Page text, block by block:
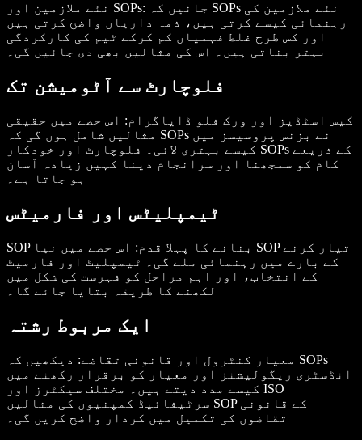
نئے ملازمین اور SOPs: جانیں کہ SOPs نئے ملازمین کی
رہنمائی کیسے کرتی ہیں، ذمہ داریاں واضح کرتی ہیں
اور کس طرح غلط فہمیاں کم کرکے ٹیم کی کارکردگی
بہتر بناتی ہیں۔ اس کی مثالیں بھی دی جائیں گی۔
فلوچارٹ سے آٹومیشن تک
کیس اسٹڈیز اور ورک فلو ڈایاگرام: اس حصے میں حقیقی
مثالیں شامل ہوں گی کہ SOPs نے بزنس پروسیسز میں
کیسے بہتری لائی۔ فلوچارٹ اور خودکار SOPs کے ذریعے
کام کو سمجھنا اور سرانجام دینا کہیں زیادہ آسان
ہو جاتا ہے۔
ٹیمپلیٹس اور فارمیٹس
SOP بنانے کا پہلا قدم: اس حصے میں نیا SOP تیار کرنے
کے بارے میں رہنمائی ملے گی۔ ٹیمپلیٹ اور فارمیٹ
کے انتخاب، اور اہم مراحل کو فہرست کی شکل میں
لکھنے کا طریقہ بتایا جائے گا۔
ایک مربوط رشتہ
معیار کنٹرول اور قانونی تقاضے: دیکھیں کہ SOPs
انڈسٹری ریگولیشنز اور معیار کو برقرار رکھنے میں
کیسے مدد دیتے ہیں۔ مختلف سیکٹرز اور ISO
سرٹیفائیڈ کمپنیوں کی مثالیں SOP کے قانونی
تقاضوں کی تکمیل میں کردار واضح کریں گی۔